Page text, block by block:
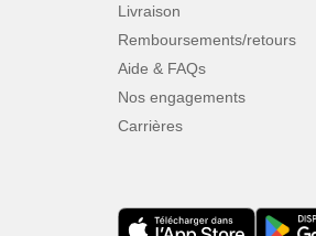
Livraison
Remboursements/retours
Aide & FAQs
Nos engagements
Carrières